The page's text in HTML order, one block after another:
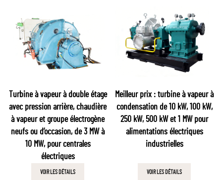
Turbine à vapeur à double étage
avec pression arrière, chaudière
à vapeur et groupe électrogène
neufs ou d’occasion, de 3 MW à
10 MW, pour centrales
électriques
VOIR LES DÉTAILS
Meilleur prix : turbine à vapeur à
condensation de 10 kW, 100 kW,
250 kW, 500 kW et 1 MW pour
alimentations électriques
industrielles
VOIR LES DÉTAILS